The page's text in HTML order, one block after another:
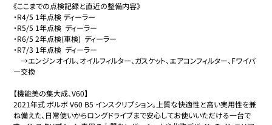
《ここまでの点検記録と直近の整備内容》
・R4/5 1年点検 ディーラー
・R5/5 1年点検  ディーラー
・R6/5 2年点検(車検)  ディーラー
・R7/3 1年点検  ディーラー
    →エンジンオイル、オイルフィルター、ガスケット、エアコンフィルター、Fワイパ
ー交換
【機能美の集大成、V60】
2021年式 ボルボ V60 B5 インスクリプション。上質な快適性と高い実用性を兼
ね備えた、日常使いからロングドライブまで安心してお使いいただける一台で